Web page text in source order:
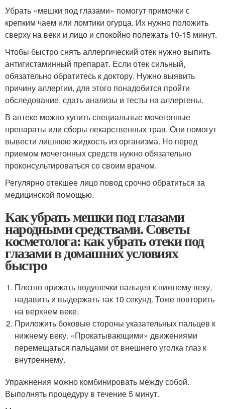
Убрать «мешки под глазами» помогут примочки с
крепким чаем или ломтики огурца. Их нужно положить
сверху на веки и лицо и спокойно полежать 10-15 минут.
Чтобы быстро снять аллергический отек нужно выпить
антигистаминный препарат. Если отек сильный,
обязательно обратитесь к доктору. Нужно выявить
причину аллергии, для этого понадобится пройти
обследование, сдать анализы и тесты на аллергены.
В аптеке можно купить специальные мочегонные
препараты или сборы лекарственных трав. Они помогут
вывести лишнюю жидкость из организма. Но перед
приемом мочегонных средств нужно обязательно
проконсультироваться со своим врачом.
Регулярно отекшее лицо повод срочно обратиться за
медицинской помощью.
Как убрать мешки под глазами
народными средствами. Советы
косметолога: как убрать отеки под
глазами в домашних условиях
быстро
Плотно прижать подушечки пальцев к нижнему веку,
надавить и выдержать так 10 секунд. Тоже повторить
на верхнем веке.
Приложить боковые стороны указательных пальцев к
нижнему веку. «Прокатывающими» движениями
перемещаться пальцами от внешнего уголка глаз к
внутреннему.
Упражнения можно комбинировать между собой.
Выполнять процедуру в течение 5 минут.